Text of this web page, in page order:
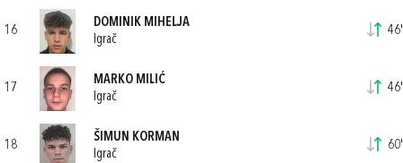
16
DOMINIK MIHELJA
Igrač
46'
17
MARKO MILIĆ
Igrač
46'
18
ŠIMUN KORMAN
Igrač
60'